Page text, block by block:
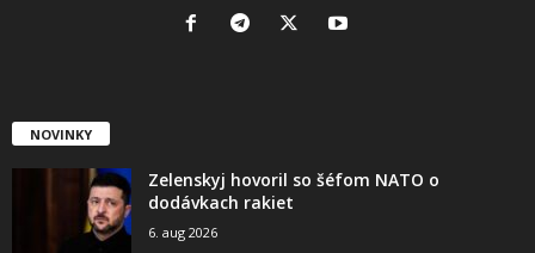
NOVINKY
Zelenskyj hovoril so šéfom NATO o
dodávkach rakiet
6. aug 2026